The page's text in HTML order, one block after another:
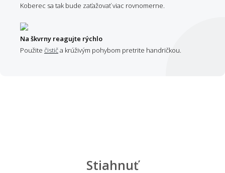
Koberec sa tak bude zaťažovať viac rovnomerne.
Na škvrny reagujte rýchlo
Použite čističa krúživým pohybom pretrite handričkou.
Stiahnuť